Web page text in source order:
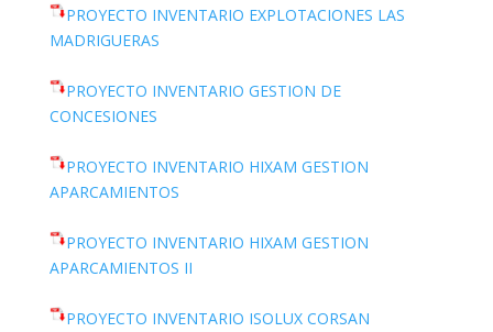
PROYECTO INVENTARIO EXPLOTACIONES LAS
MADRIGUERAS
PROYECTO INVENTARIO GESTION DE
CONCESIONES
PROYECTO INVENTARIO HIXAM GESTION
APARCAMIENTOS
PROYECTO INVENTARIO HIXAM GESTION
APARCAMIENTOS II
PROYECTO INVENTARIO ISOLUX CORSAN